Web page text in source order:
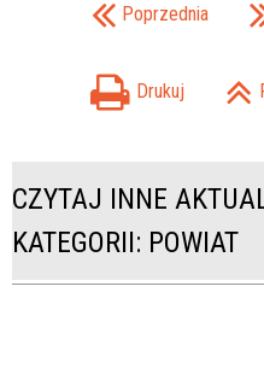
Poprzednia
Drukuj
CZYTAJ INNE
KATEGORII: POWIAT